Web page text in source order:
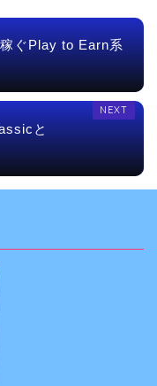
ぐPlay to Earn系
と